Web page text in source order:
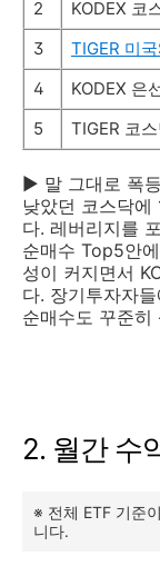
2
KODEX 코
3
TIGER 미
4
KODEX 은
5
TIGER 코
▶ 말 그대로 폭
낮았던 코스닥에
다. 레버리지를
순매수 Top5안
성이 커지면서
다. 장기투자자
순매수도 꾸준히
2. 월간 수
※ 전체 ETF 기준
니다.